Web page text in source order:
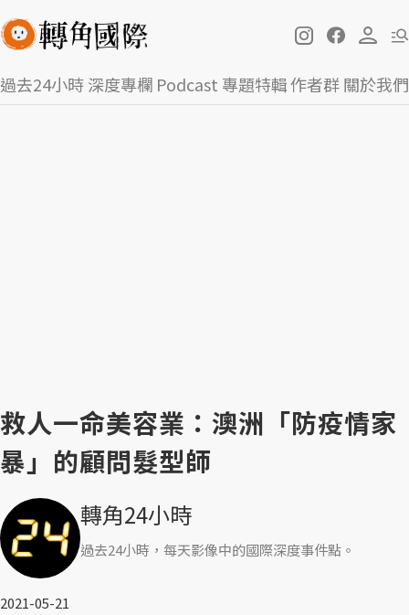
過去24小時深度專欄 Podcast 專題特輯作者群關於我們
救人一命美容業：澳洲「防疫情家
暴」的顧問髮型師
轉角24小時
過去24小時，每天影像中的國際深度事件點。
2021-05-21